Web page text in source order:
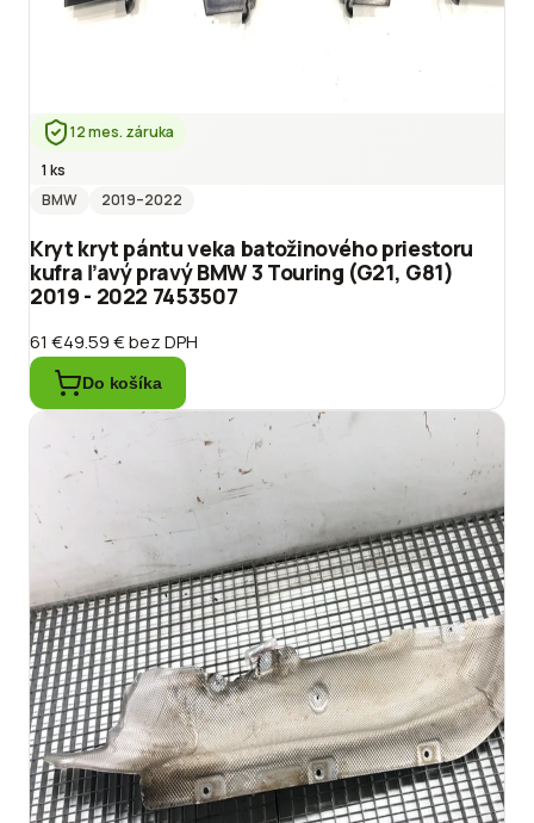
12 mes. záruka
1 ks
BMW
2019–2022
Kryt kryt pántu veka batožinového priestoru
kufra ľavý pravý BMW 3 Touring (G21, G81)
2019 - 2022 7453507
61 €49.59 €bez DPH
Do košíka